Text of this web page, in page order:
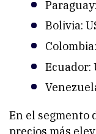
Bolivia:
Ecuador:
En el segmento